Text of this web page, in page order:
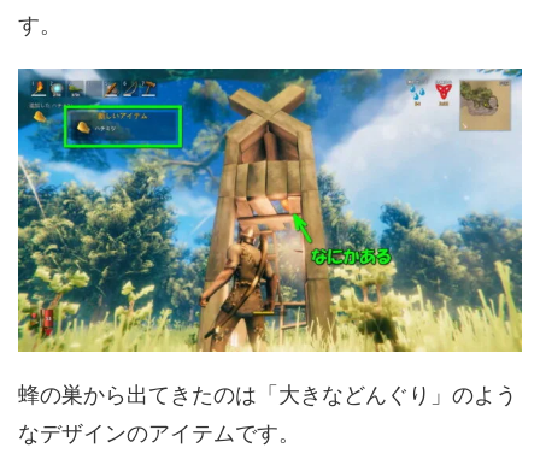
す。
蜂の巣から出てきたのは「大きなどんぐり」のよう
なデザインのアイテムです。